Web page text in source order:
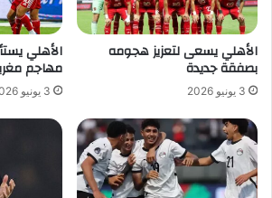
الأهلي يسعى لتعزيز هجومه
بصفقة جديدة
3 يونيو 2026
الأهلي
مهاجم
3 يونيو 2026